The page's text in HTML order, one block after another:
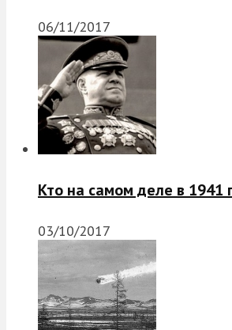
06/11/2017
Кто на самом деле в 1941
03/10/2017